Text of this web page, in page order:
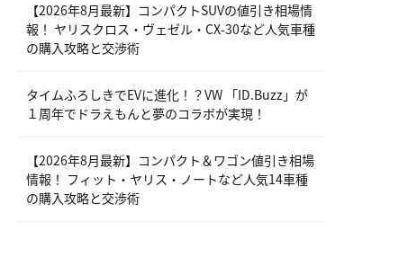
【2026年8月最新】コンパクトSUVの値引き相場情
報！ ヤリスクロス・ヴェゼル・CX-30など人気車種
の購入攻略と交渉術
タイムふろしきでEVに進化！？VW 「ID.Buzz」が
１周年でドラえもんと夢のコラボが実現！
【2026年8月最新】コンパクト＆ワゴン値引き相場
情報！ フィット・ヤリス・ノートなど人気14車種
の購入攻略と交渉術